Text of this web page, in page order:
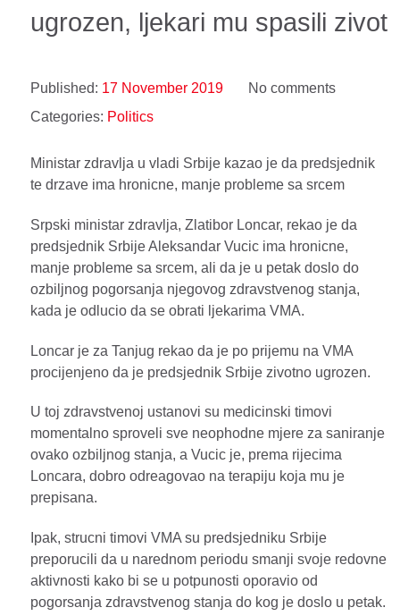
ugrozen, ljekari mu spasili zivot
Published: 17 November 2019
No comments
Categories: Politics
Ministar zdravlja u vladi Srbije kazao je da predsjednik
te drzave ima hronicne, manje probleme sa srcem
Srpski ministar zdravlja, Zlatibor Loncar, rekao je da
predsjednik Srbije Aleksandar Vucic ima hronicne,
manje probleme sa srcem, ali da je u petak doslo do
ozbiljnog pogorsanja njegovog zdravstvenog stanja,
kada je odlucio da se obrati ljekarima VMA.
Loncar je za Tanjug rekao da je po prijemu na VMA
procijenjeno da je predsjednik Srbije zivotno ugrozen.
U toj zdravstvenoj ustanovi su medicinski timovi
momentalno sproveli sve neophodne mjere za saniranje
ovako ozbiljnog stanja, a Vucic je, prema rijecima
Loncara, dobro odreagovao na terapiju koja mu je
prepisana.
Ipak, strucni timovi VMA su predsjedniku Srbije
preporucili da u narednom periodu smanji svoje redovne
aktivnosti kako bi se u potpunosti oporavio od
pogorsanja zdravstvenog stanja do kog je doslo u petak.